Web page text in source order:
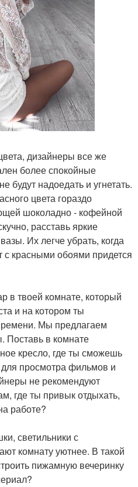
дизайнеры все же
более спокойные
будут надоедать и угнетать.
цвета гораздо
шоколадно - кофейной
расставь яркие
Их легче убрать, когда
с красными обоями придется
в твоей комнате, который
и на котором ты
Мы предлагаем
Поставь в комнате
кресло, где ты сможешь
для просмотра фильмов и
не рекомендуют
где ты привык отдыхать,
работе?
светильники с
комнату уютнее. В такой
пижамную вечеринку